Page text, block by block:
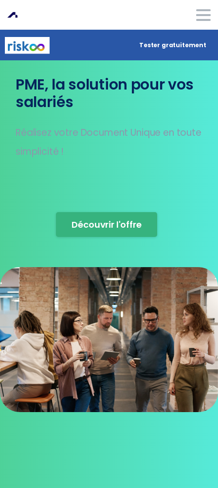
Tester gratuitement
PME, la solution pour vos
salariés
Réalisez votre Document Unique en toute
simplicité !
Découvrir l'offre